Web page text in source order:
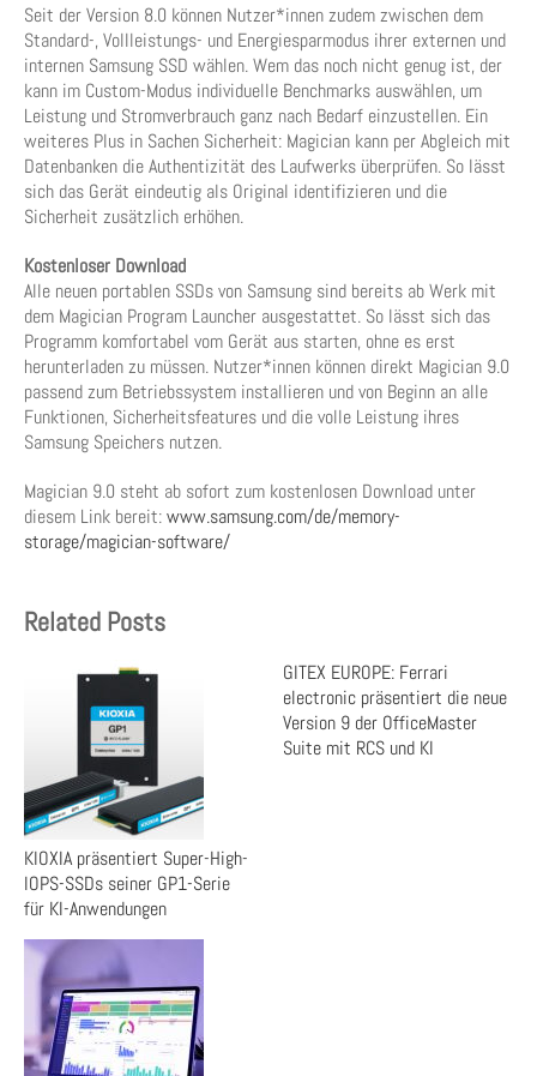
Seit der Version 8.0 können Nutzer*innen zudem zwischen dem
Standard-, Vollleistungs- und Energiesparmodus ihrer externen und
internen Samsung SSD wählen. Wem das noch nicht genug ist, der
kann im Custom-Modus individuelle Benchmarks auswählen, um
Leistung und Stromverbrauch ganz nach Bedarf einzustellen. Ein
weiteres Plus in Sachen Sicherheit: Magician kann per Abgleich mit
Datenbanken die Authentizität des Laufwerks überprüfen. So lässt
sich das Gerät eindeutig als Original identifizieren und die
Sicherheit zusätzlich erhöhen.
Kostenloser Download
Alle neuen portablen SSDs von Samsung sind bereits ab Werk mit
dem Magician Program Launcher ausgestattet. So lässt sich das
Programm komfortabel vom Gerät aus starten, ohne es erst
herunterladen zu müssen. Nutzer*innen können direkt Magician 9.0
passend zum Betriebssystem installieren und von Beginn an alle
Funktionen, Sicherheitsfeatures und die volle Leistung ihres
Samsung Speichers nutzen.
Magician 9.0 steht ab sofort zum kostenlosen Download unter
diesem Link bereit:www.samsung.com/de/memory-
storage/magician-software/
Related Posts
KIOXIA präsentiert Super-High-
IOPS-SSDs seiner GP1-Serie
für KI-Anwendungen
GITEX EUROPE: Ferrari
electronic präsentiert die neue
Version 9 der OfficeMaster
Suite mit RCS und KI